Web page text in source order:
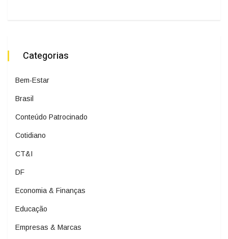
Categorias
Bem-Estar
Brasil
Conteúdo Patrocinado
Cotidiano
CT&I
DF
Economia & Finanças
Educação
Empresas & Marcas